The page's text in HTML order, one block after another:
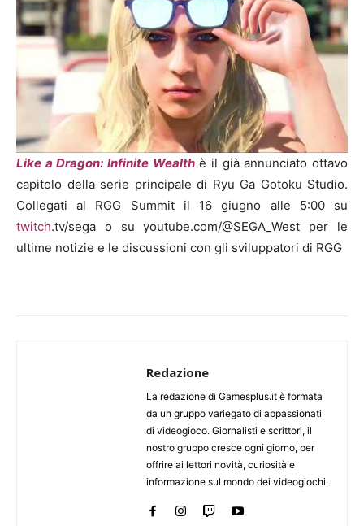
Like a Dragon: Infinite Wealthè il già annunciato ottavo
capitolo della serie principale di Ryu Ga Gotoku Studio.
Collegati al RGG Summit il 16 giugno alle 5:00 su
twitch.tv/sega o su youtube.com/@SEGA_West per le
ultime notizie e le discussioni con gli sviluppatori di RGG
Redazione
La redazione di Gamesplus.it è formata
da un gruppo variegato di appassionati
di videogioco. Giornalisti e scrittori, il
nostro gruppo cresce ogni giorno, per
offrire ai lettori novità, curiosità e
informazione sul mondo dei videogiochi.